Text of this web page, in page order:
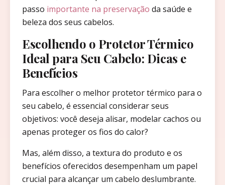
passo importante na preservação da saúde e
beleza dos seus cabelos.
Escolhendo o Protetor Térmico
Ideal para Seu Cabelo: Dicas e
Benefícios
Para escolher o melhor protetor térmico para o
seu cabelo, é essencial considerar seus
objetivos: você deseja alisar, modelar cachos ou
apenas proteger os fios do calor?
Mas, além disso, a textura do produto e os
benefícios oferecidos desempenham um papel
crucial para alcançar um cabelo deslumbrante.